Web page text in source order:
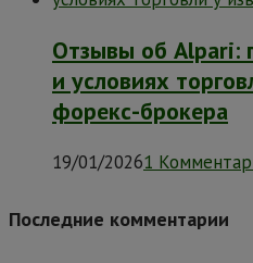
Отзывы об Alpari:
и условиях
форекс-брокера
19/01/20261
Последние комментарии